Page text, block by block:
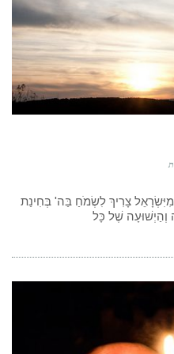
מִיִּשְׂרָאֵל צָרִיךְ לִשְׂמֹחַ בַּה' בְּחִינַת
שֶׁל כָּל